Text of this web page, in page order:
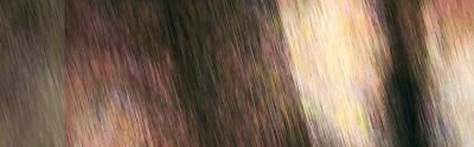
ABSTRAKTE